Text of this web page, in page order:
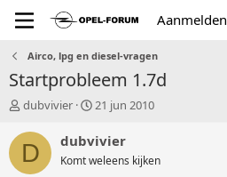
Aanmelden
Airco, lpg en diesel-vragen
Startprobleem 1.7d
T
p
dubvivier
S
a
t
21 jun 2010
D dubvivier
Komt weleens kijken